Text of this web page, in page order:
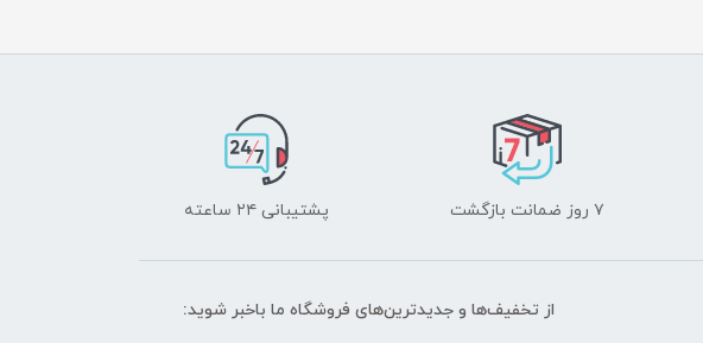
۷ روز ضمانت بازگشت پشتیبانی ۲۴ ساعته
از تخفیف‌ها و جدیدترین‌های فروشگاه ما باخبر شوید: